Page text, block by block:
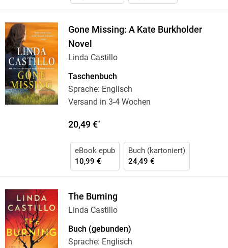
Gone Missing: A Kate Burkholder
Novel
Linda Castillo
Taschenbuch
Sprache: Englisch
Versand in 3-4 Wochen
20,49 €*
eBook epub
10,99 €
Buch (kartoniert)
24,49 €
The Burning
Linda Castillo
Buch (gebunden)
Sprache: Englisch